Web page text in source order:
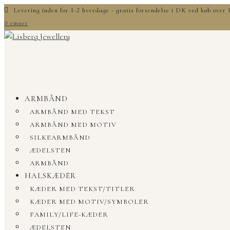
Levering inden for 1-2 hverdage - gratis forsendelse i DK ved køb
0 emner
ARMBÅND
ARMBÅND MED TEKST
ARMBÅND MED MOTIV
SILKEARMBÅND
ÆDELSTEN
ARMBÅND
HALSKÆDER
KÆDER MED TEKST/TITLER
KÆDER MED MOTIV/SYMBOLER
FAMILY/LIFE-KÆDER
ÆDELSTEN